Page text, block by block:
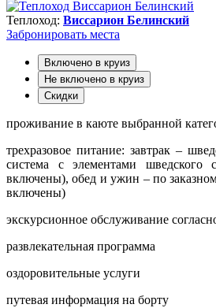
Теплоход: Виссарион Белинский
Забронировать места
Включено в круиз
Не включено в круиз
Скидки
проживание в каюте выбранной
трехразовое питание: завтрак –
система с элементами шведского
включены), обед и ужин – по
включены)
экскурсионное обслуживание
развлекательная программа
оздоровительные услуги
путевая информация на борту